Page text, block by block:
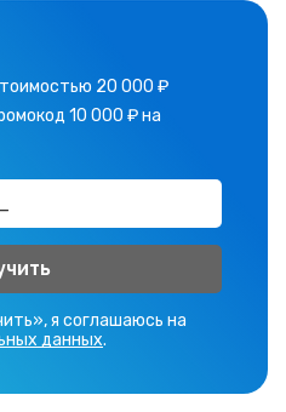
20 000 ₽
10 000 ₽ на
я соглашаюсь на
данных.